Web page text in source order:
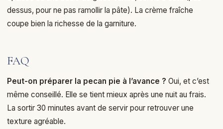
dessus, pour ne pas ramollir la pâte). La crème fraîche
coupe bien la richesse de la garniture.
FAQ
Peut-on préparer la pecan pie à l’avance ? Oui, et c’est
même conseillé. Elle se tient mieux après une nuit au frais.
La sortir 30 minutes avant de servir pour retrouver une
texture agréable.